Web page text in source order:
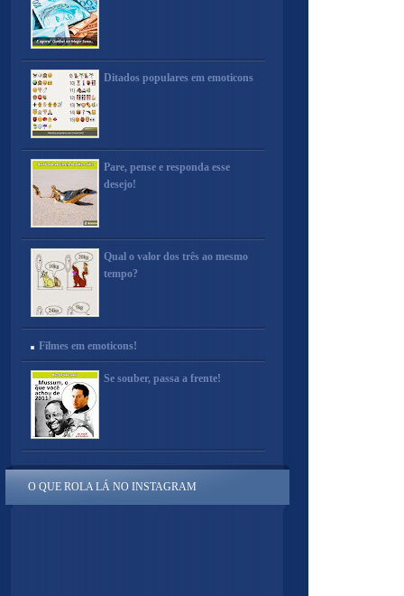
Ditados populares em emoticons
Pare, pense e responda esse
desejo!
Qual o valor dos três ao mesmo
tempo?
Filmes em emoticons!
Se souber, passa a frente!
O QUE ROLA LÁ NO INSTAGRAM